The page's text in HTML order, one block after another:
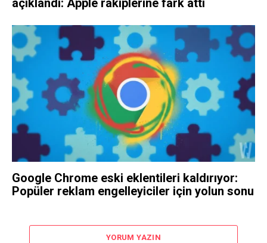
Google Chrome eski eklentileri kaldırıyor:
Popüler reklam engelleyiciler için yolun sonu
YORUM YAZIN